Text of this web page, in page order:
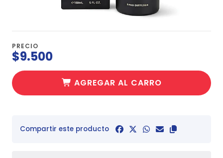
PRECIO
$9.500
AGREGAR AL CARRO
Compartir este producto